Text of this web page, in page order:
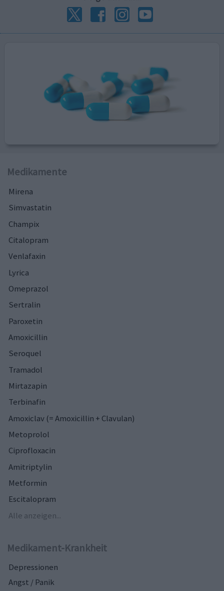
Medikamente
Mirena
Simvastatin
Champix
Citalopram
Venlafaxin
Lyrica
Omeprazol
Sertralin
Paroxetin
Amoxicillin
Seroquel
Tramadol
Mirtazapin
Terbinafin
Amoxiclav (= Amoxicillin + Clavulan)
Metoprolol
Ciprofloxacin
Amitriptylin
Metformin
Escitalopram
Alle anzeigen...
Medikament-Krankheit
Depressionen
Angst / Panik